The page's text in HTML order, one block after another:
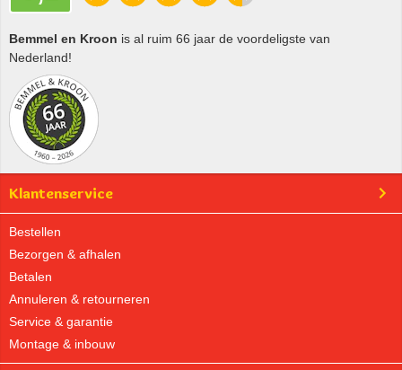
Bemmel en Kroon is al ruim 66 jaar de voordeligste van
Nederland!
Klantenservice
Bestellen
Bezorgen & afhalen
Betalen
Annuleren & retourneren
Service & garantie
Montage & inbouw